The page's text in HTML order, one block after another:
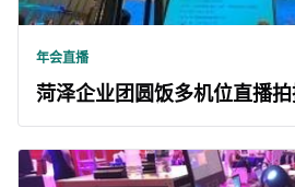
年会直播
菏泽企业团圆饭多机位直播